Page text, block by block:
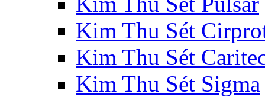
Kim Thu Sét
Kim Thu Sét
Kim Thu Sét Sigma